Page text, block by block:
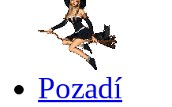
Pozadí